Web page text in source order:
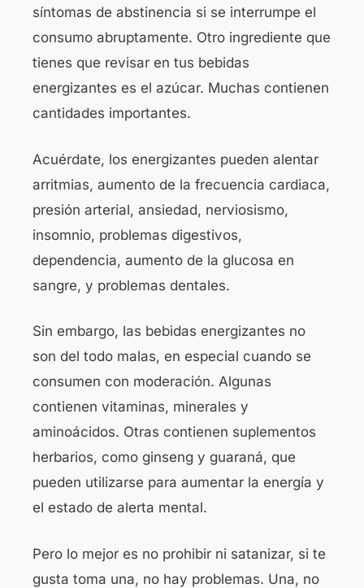
síntomas de abstinencia si se interrumpe el
consumo abruptamente. Otro ingrediente que
tienes que revisar en tus bebidas
energizantes es el azúcar. Muchas contienen
cantidades importantes.
Acuérdate, los energizantes pueden alentar
arritmias, aumento de la frecuencia cardiaca,
presión arterial, ansiedad, nerviosismo,
insomnio, problemas digestivos,
dependencia, aumento de la glucosa en
sangre, y problemas dentales.
Sin embargo, las bebidas energizantes no
son del todo malas, en especial cuando se
consumen con moderación. Algunas
contienen vitaminas, minerales y
aminoácidos. Otras contienen suplementos
herbarios, como ginseng y guaraná, que
pueden utilizarse para aumentar la energía y
el estado de alerta mental.
Pero lo mejor es no prohibir ni satanizar, si te
gusta toma una, no hay problemas. Una, no